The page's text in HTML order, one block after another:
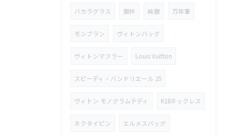
バカラグラス 銀杯 純銀 万年筆
モンブラン ヴィトンバッグ
ヴィトンマフラー Louis Vuitton
スピーディ・バンドリエール 25
ヴィトン モノグラムテディ K18ネックレス
ネクタイピン エルメスバッグ